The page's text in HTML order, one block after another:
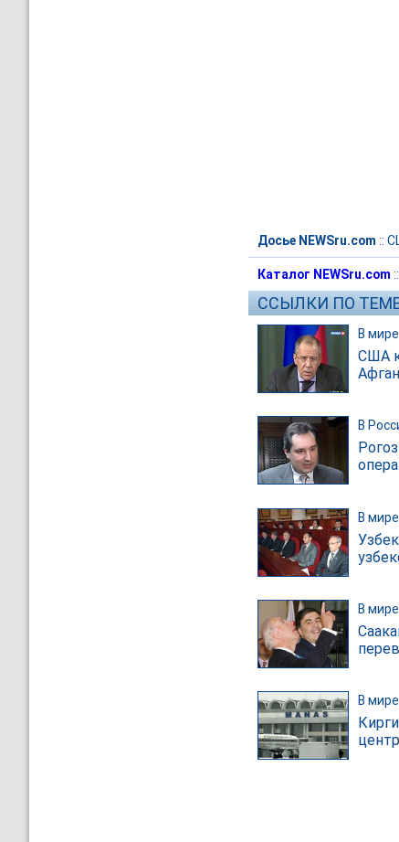
Досье NEWSru.com ::
Каталог NEWSru.com ::
ССЫЛКИ ПО
В мире
США
В
В мире
В мире
В мире